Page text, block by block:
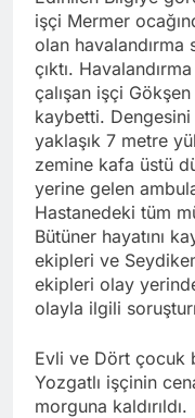
işçi Mermer
olan havalandırma
çıktı.
çalışan işçi
kaybetti.
yaklaşık 7 metre
zemine kafa üstü
yerine gelen
Hastanedeki tüm
Bütüner hayatını
ekipleri ve
ekipleri olay
olayla ilgili
Evli ve Dört çocuk
Yozgatlı işçinin
morguna kaldırıldı.